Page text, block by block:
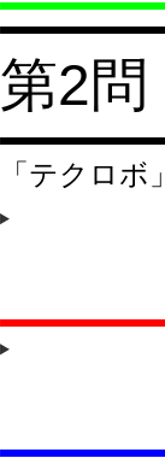
第2問
「テクロ